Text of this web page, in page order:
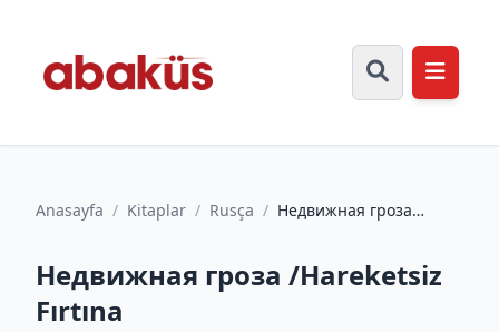
Anasayfa / Kitaplar / Rusça / Недвижная гроза
Недвижная гроза /Hareketsiz
Fırtına